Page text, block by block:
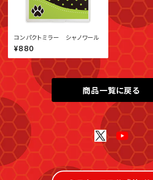
コンパクトミラー シャノワール
¥880
商品一覧に戻る